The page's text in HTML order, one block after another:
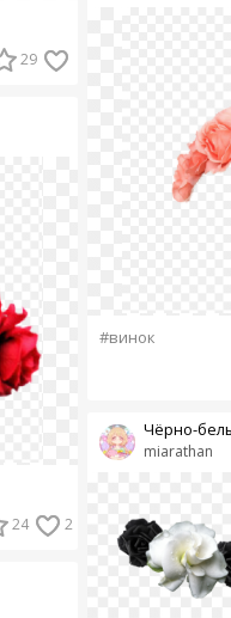
29
24 2
#винок
miarathan
Чёрно-